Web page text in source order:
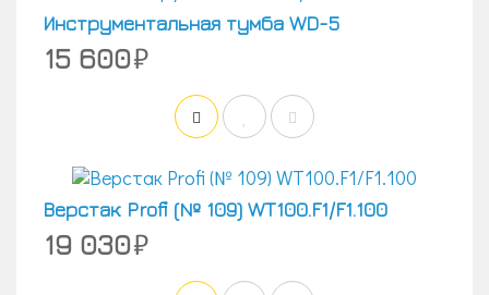
Инструментальная тумба WD-5
15 600
Верстак Profi (№ 109) WT100.F1/F1.100
19 030